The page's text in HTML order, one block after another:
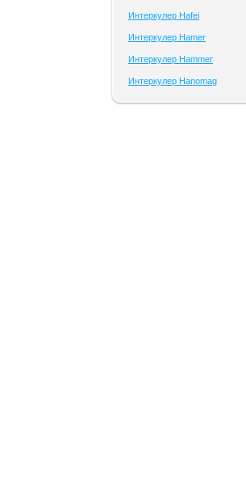
Интеркулер Hafei
Интеркулер Hamer
Интеркулер Hammer
Интеркулер Hanomag